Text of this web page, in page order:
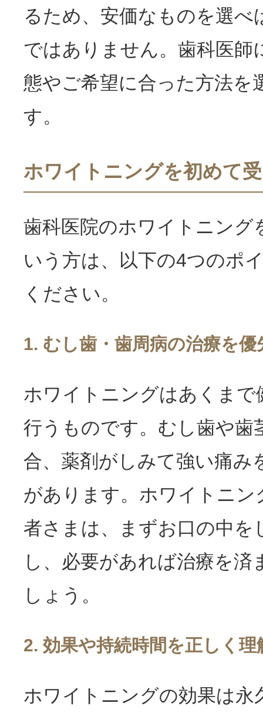
るため、安価なものを選べ
ではありません。歯科医師
態やご希望に合った方法を
す。
ホワイトニングを初めて
歯科医院のホワイトニング
いう方は、以下の4つのポ
ください。
1. むし歯・歯周病の治療を
ホワイトニングはあくまで
行うものです。むし歯や歯
合、薬剤がしみて強い痛み
があります。ホワイトニン
者さまは、まずお口の中を
し、必要があれば治療を済
しょう。
2. 効果や持続時間を正しく理
ホワイトニングの効果は永